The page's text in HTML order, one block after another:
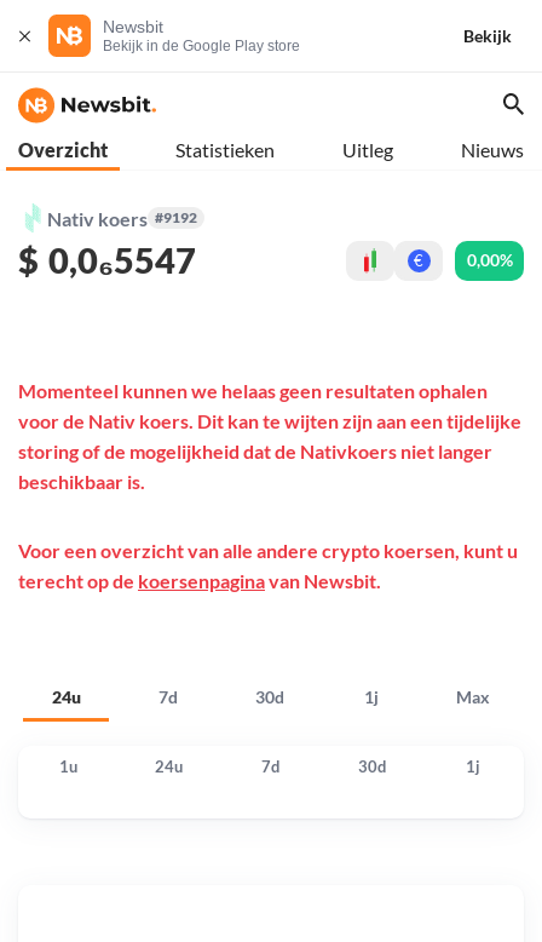
Newsbit
Bekijk in de Google Play store
Bekijk
Overzicht Statistieken Uitleg Nieuws
Nativ koers #9192
$ 0,0₆5547 € 0,00%
24u 7d 30d 1j Max
Momenteel kunnen we helaas geen resultaten ophalen
voor de Nativ koers. Dit kan te wijten zijn aan een tijdelijke
storing of de mogelijkheid dat de Nativkoers niet langer
beschikbaar is.
Voor een overzicht van alle andere crypto koersen, kunt u
terecht op de koersenpaginavan Newsbit.
1u 24u 7d 30d 1j